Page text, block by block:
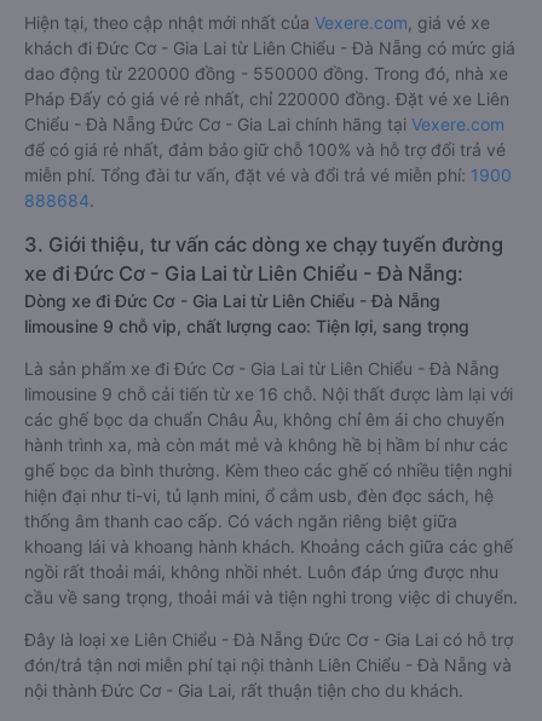
Hiện tại, theo cập nhật mới nhất của Vexere.com , giá vé xe
khách đi Đức Cơ - Gia Lai từ Liên Chiểu - Đà Nẵng có mức giá
dao động từ 220000 đồng - 550000 đồng. Trong đó, nhà xe
Pháp Đấy có giá vé rẻ nhất, chỉ 220000 đồng. Đặt vé xe Liên
Chiểu - Đà Nẵng Đức Cơ - Gia Lai chính hãng tại Vexere.com
để có giá rẻ nhất, đảm bảo giữ chỗ 100% và hỗ trợ đổi trả vé
miễn phí. Tổng đài tư vấn, đặt vé và đổi trả vé miễn phí: 1900
888684.
3. Giới thiệu, tư vấn các dòng xe chạy tuyến đường
xe đi Đức Cơ - Gia Lai từ Liên Chiểu - Đà Nẵng:
Dòng xe đi Đức Cơ - Gia Lai từ Liên Chiểu - Đà Nẵng
limousine 9 chỗ vip, chất lượng cao: Tiện lợi, sang trọng
Là sản phẩm xe đi Đức Cơ - Gia Lai từ Liên Chiểu - Đà Nẵng
limousine 9 chỗ cải tiến từ xe 16 chỗ. Nội thất được làm lại với
các ghế bọc da chuẩn Châu Âu, không chỉ êm ái cho chuyến
hành trình xa, mà còn mát mẻ và không hề bị hầm bí như các
ghế bọc da bình thường. Kèm theo các ghế có nhiều tiện nghi
hiện đại như ti-vi, tủ lạnh mini, ổ cắm usb, đèn đọc sách, hệ
thống âm thanh cao cấp. Có vách ngăn riêng biệt giữa
khoang lái và khoang hành khách. Khoảng cách giữa các ghế
ngồi rất thoải mái, không nhồi nhét. Luôn đáp ứng được nhu
cầu về sang trọng, thoải mái và tiện nghi trong việc di chuyển.
Đây là loại xe Liên Chiểu - Đà Nẵng Đức Cơ - Gia Lai có hỗ trợ
đón/trả tận nơi miễn phí tại nội thành Liên Chiểu - Đà Nẵng và
nội thành Đức Cơ - Gia Lai, rất thuận tiện cho du khách.